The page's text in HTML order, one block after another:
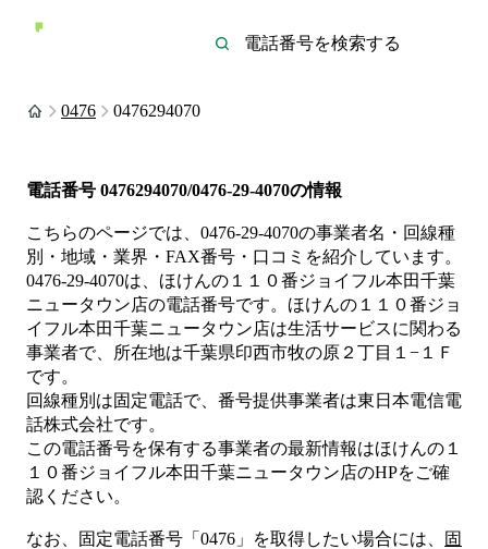
0476 0476294070
電話番号 0476294070/0476-29-4070の情報
こちらのページでは、 0476-29-4070の事業者名・回線種
別・地域・業界・FAX番号・口コミを紹介しています。
0476-29-4070は、 ほけんの１１０番ジョイフル本田千葉
ニュータウン店の電話番号です。 ほけんの１１０番ジョ
イフル本田千葉ニュータウン店は生活サービスに関わる
事業者で、所在地は千葉県印西市牧の原２丁目１−１Ｆ
です。
回線種別は固定電話で、番号提供事業者は東日本電信電
話株式会社です。
この電話番号を保有する事業者の最新情報はほけんの１
１０番ジョイフル本田千葉ニュータウン店のHPをご確
認ください。
なお、固定電話番号「 0476 」を取得したい場合には、
固